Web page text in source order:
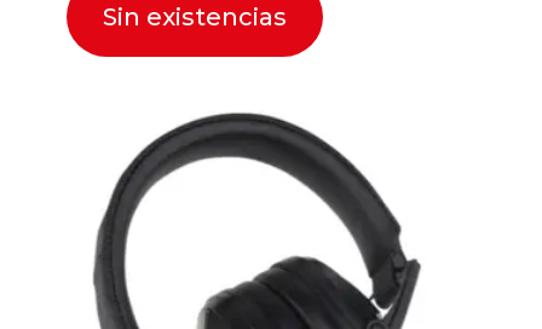
Sin existencias